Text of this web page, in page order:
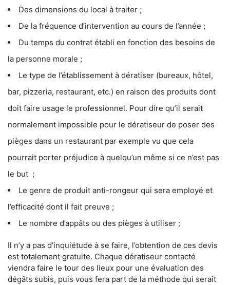
Des dimensions du local à traiter ;
De la fréquence d’intervention au cours de l’année ;
Du temps du contrat établi en fonction des besoins de
la personne morale ;
Le type de l’établissement à dératiser (bureaux, hôtel,
bar, pizzeria, restaurant, etc.) en raison des produits dont
doit faire usage le professionnel. Pour dire qu’il serait
normalement impossible pour le dératiseur de poser des
pièges dans un restaurant par exemple vu que cela
pourrait porter préjudice à quelqu’un même si ce n’est pas
le but ;
Le genre de produit anti-rongeur qui sera employé et
l’efficacité dont il fait preuve ;
Le nombre d’appâts ou des pièges à utiliser ;
Il n’y a pas d’inquiétude à se faire, l’obtention de ces devis
est totalement gratuite. Chaque dératiseur contacté
viendra faire le tour des lieux pour une évaluation des
dégâts subis, puis vous fera part de la méthode qui serait